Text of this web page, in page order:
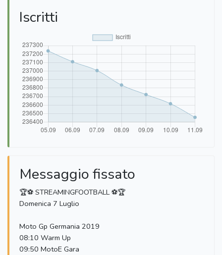
Iscritti
Messaggio fissato
⁣🏆⚽️ STREAMINGFOOTBALL ⚽️🏆
Domenica 7 Luglio
Moto Gp Germania 2019
08:10 Warm Up
09:50 MotoE Gara